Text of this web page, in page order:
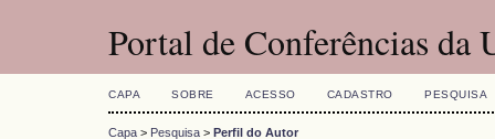
Portal de Conferências da
CAPA SOBRE ACESSO CADASTRO PESQUISA
Capa > Pesquisa > Perfil do Autor